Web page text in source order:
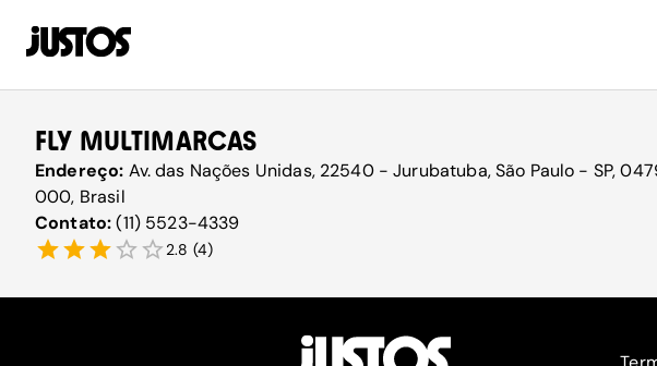
FLY MULTIMARCAS
Endereço: Av. das Nações Unidas, 22540 - Jurubatuba, São Paulo - SP,
000, Brasil
Contato:(11) 5523-4339
2.8 (4)